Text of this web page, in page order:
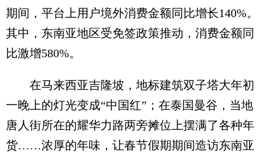
期间，平台上用户境外消费金额同比增长140%。
其中，东南亚地区受免签政策推动，消费金额同
比激增580%。
在马来西亚吉隆坡，地标建筑双子塔大年初
一晚上的灯光变成“中国红”；在泰国曼谷，当地
唐人街所在的耀华力路两旁摊位上摆满了各种年
货……浓厚的年味，让春节假期期间造访东南亚